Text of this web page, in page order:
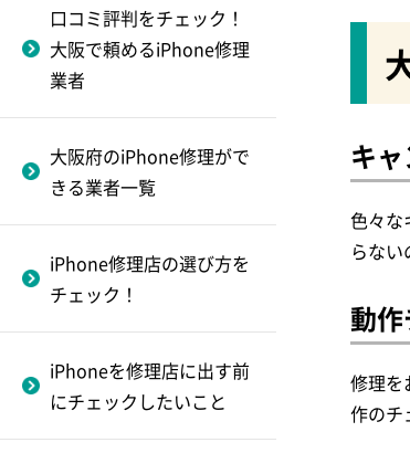
フロントガラス割れ修
理対応のiPhone民間修
理業者
～なんば・難波編～
フロントガラス割れ修
～心斎橋編～
バッテリー交換
口コミ評判をチェック！
大阪で頼めるiPhone修理
業者
plaba
iPhone修理のfeiz
FiX PARK
i-Dream
iCRaFT
ダイワンテレコム
スマホ修理工房 なんばウ
ォーク店
docomo蒲生四丁目店
大阪府のiPhone修理がで
きる業者一覧
きる業者一覧
和泉市のiphone修理がで
きる業者一覧
四條畷市のiphone修理が
できる業者一覧
堺市のiphone修理ができ
る業者一覧
枚方市のiphone修理がで
きる業者一覧
iPhone修理店の選び方を
チェック！
疑問を解決！iPhone修理
のQ&A
ためのショップの選び方
とは？
iPhoneを修理店に出す前
にチェックしたいこと
出る！
壊れたiPhone（ジャンク
iPhoneを買取業者に売る
流れと必要書類をチェッ
ク！
iPhoneが故障した！？起
動しないときの対処法と
修理に出すべきケース
iPhone11 ProMax
iPhone11 Pro
iPhone11
iPhone XsMax
iPhone XR
iPhone Xs
iPhone X
iPhoneSE(2020)
iPhone8 Plus
キ
色々な
らな
動
修理を
作のチ